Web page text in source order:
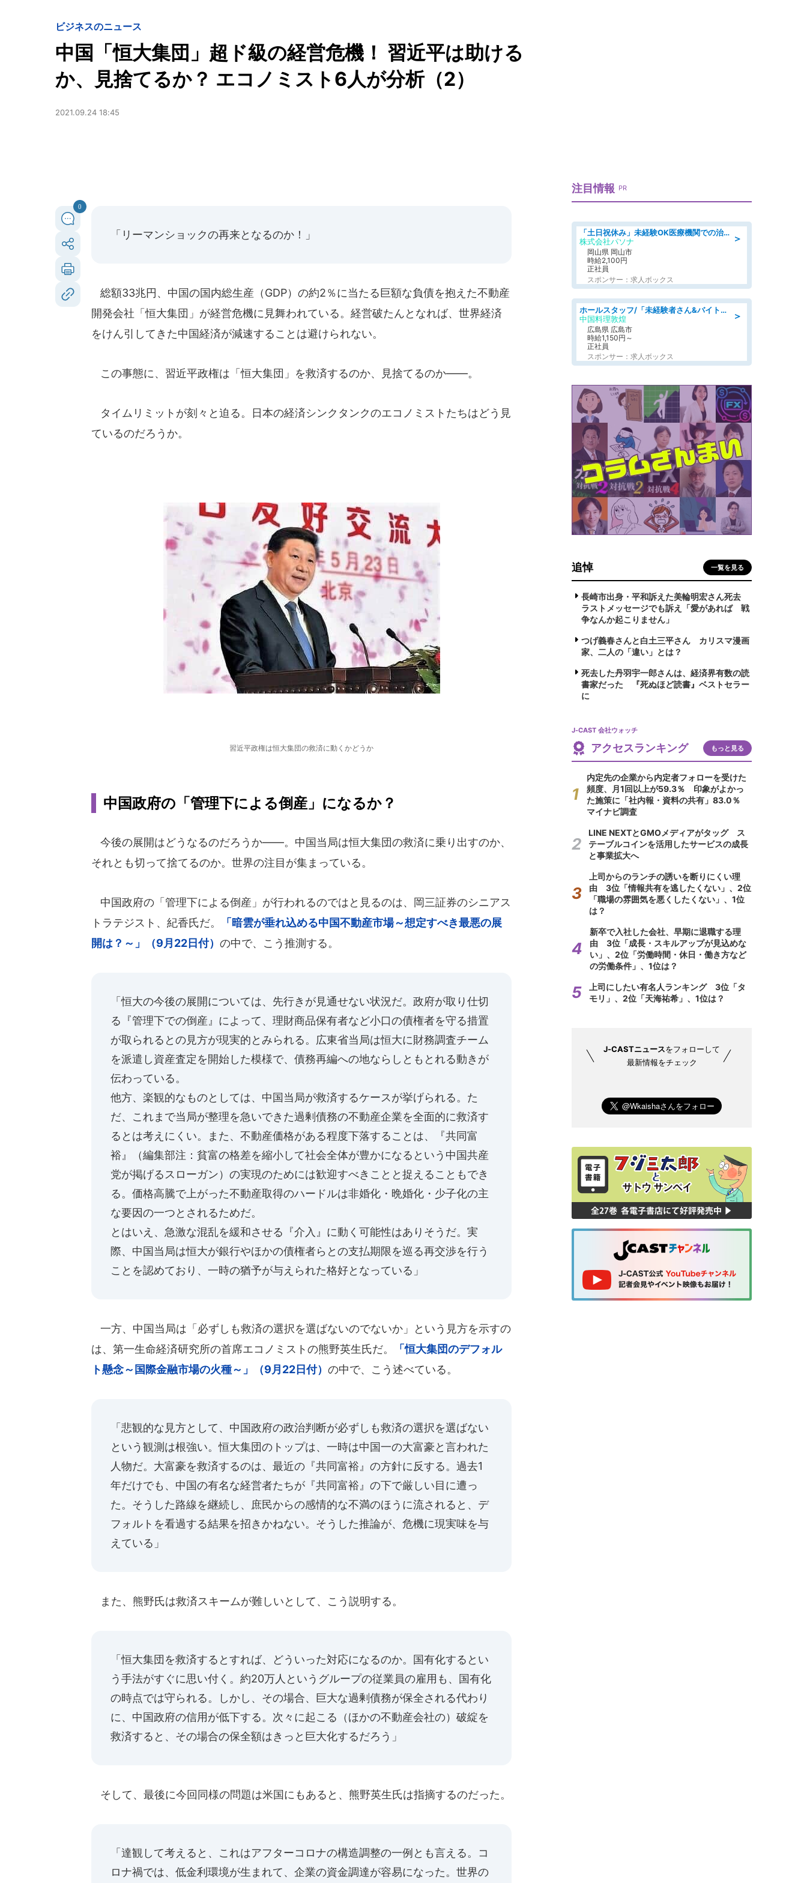
ビジネスのニュース
中国「恒大集団」超ド級の経営危機！ 習近平は助ける
か、見捨てるか？ エコノミスト6人が分析（2）
2021.09.24 18:45
0
「リーマンショックの再来となるのか！」
総額33兆円、中国の国内総生産（GDP）の約2％に当たる巨額な負債を抱えた不動産
開発会社「恒大集団」が経営危機に見舞われている。経営破たんとなれば、世界経済
をけん引してきた中国経済が減速することは避けられない。
この事態に、習近平政権は「恒大集団」を救済するのか、見捨てるのか――。
タイムリミットが刻々と迫る。日本の経済シンクタンクのエコノミストたちはどう見
ているのだろうか。
習近平政権は恒大集団の救済に動くかどうか
中国政府の「管理下による倒産」になるか？
今後の展開はどうなるのだろうか――。中国当局は恒大集団の救済に乗り出すのか、
それとも切って捨てるのか。世界の注目が集まっている。
中国政府の「管理下による倒産」が行われるのではと見るのは、岡三証券のシニアス
トラテジスト、紀香氏だ。
「暗雲が垂れ込める中国不動産市場～想定すべき最悪の展
開は？～」（9月22日付） の中で、こう推測する。
「恒大の今後の展開については、先行きが見通せない状況だ。政府が取り仕切
る『管理下での倒産』によって、理財商品保有者など小口の債権者を守る措置
が取られるとの見方が現実的とみられる。広東省当局は恒大に財務調査チーム
を派遣し資産査定を開始した模様で、債務再編への地ならしともとれる動きが
伝わっている。
他方、楽観的なものとしては、中国当局が救済するケースが挙げられる。た
だ、これまで当局が整理を急いできた過剰債務の不動産企業を全面的に救済す
るとは考えにくい。また、不動産価格がある程度下落することは、『共同富
裕』（編集部注：貧富の格差を縮小して社会全体が豊かになるという中国共産
党が掲げるスローガン）の実現のためには歓迎すべきことと捉えることもでき
る。価格高騰で上がった不動産取得のハードルは非婚化・晩婚化・少子化の主
な要因の一つとされるためだ。
とはいえ、急激な混乱を緩和させる『介入』に動く可能性はありそうだ。実
際、中国当局は恒大が銀行やほかの債権者らとの支払期限を巡る再交渉を行う
ことを認めており、一時の猶予が与えられた格好となっている」
一方、中国当局は「必ずしも救済の選択を選ばないのでないか」という見方を示すの
は、第一生命経済研究所の首席エコノミストの熊野英生氏だ。
「恒大集団のデフォル
ト懸念～国際金融市場の火種～」（9月22日付） の中で、こう述べている。
「悲観的な見方として、中国政府の政治判断が必ずしも救済の選択を選ばない
という観測は根強い。恒大集団のトップは、一時は中国一の大富豪と言われた
人物だ。大富豪を救済するのは、最近の『共同富裕』の方針に反する。過去1
年だけでも、中国の有名な経営者たちが『共同富裕』の下で厳しい目に遭っ
た。そうした路線を継続し、庶民からの感情的な不満のほうに流されると、デ
フォルトを看過する結果を招きかねない。そうした推論が、危機に現実味を与
えている」
また、熊野氏は救済スキームが難しいとして、こう説明する。
「恒大集団を救済するとすれば、どういった対応になるのか。国有化するとい
う手法がすぐに思い付く。約20万人というグループの従業員の雇用も、国有化
の時点では守られる。しかし、その場合、巨大な過剰債務が保全される代わり
に、中国政府の信用が低下する。次々に起こる（ほかの不動産会社の）破綻を
救済すると、その場合の保全額はきっと巨大化するだろう」
そして、最後に今回同様の問題は米国にもあると、熊野英生氏は指摘するのだった。
「達観して考えると、これはアフターコロナの構造調整の一例とも言える。コ
ロナ禍では、低金利環境が生まれて、企業の資金調達が容易になった。世界の
注目情報 PR
＞
「土日祝休み」未経験OK医療機関での治験コーディネーターのお仕事
株式会社パソナ
岡山県 岡山市
時給2,100円
正社員
スポンサー：求人ボックス
＞
ホールスタッフ/「未経験者さん&バイトデビューも大歓迎」残業ほぼなし×1日3時間〜勤務OK!フォロー体制も充実/広島県/広島市南区
中国料理敦煌
広島県 広島市
時給1,150円～
正社員
スポンサー：求人ボックス
追悼 一覧を見る
長崎市出身・平和訴えた美輪明宏さん死去
ラストメッセージでも訴え「愛があれば 戦
争なんか起こりません」
つげ義春さんと白土三平さん カリスマ漫画
家、二人の「違い」とは？
死去した丹羽宇一郎さんは、経済界有数の読
書家だった 『死ぬほど読書』ベストセラー
に
J-CAST 会社ウォッチ
アクセスランキング もっと見る
内定先の企業から内定者フォローを受けた
頻度、月1回以上が59.3％ 印象がよかっ
た施策に「社内報・資料の共有」83.0％
マイナビ調査
LINE NEXTとGMOメディアがタッグ ス
テーブルコインを活用したサービスの成長
と事業拡大へ
上司からのランチの誘いを断りにくい理
由 3位「情報共有を逃したくない」、2位
「職場の雰囲気を悪くしたくない」、1位
は？
新卒で入社した会社、早期に退職する理
由 3位「成長・スキルアップが見込めな
い」、2位「労働時間・休日・働き方など
の労働条件」、1位は？
上司にしたい有名人ランキング 3位「タ
モリ」、2位「天海祐希」、1位は？
J-CASTニュースをフォローして
最新情報をチェック